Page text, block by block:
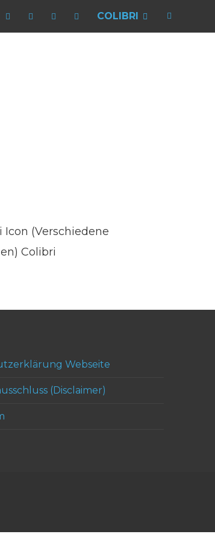
COLIBRI
(Verschiedene
Colibri
Webseite
(Disclaimer)